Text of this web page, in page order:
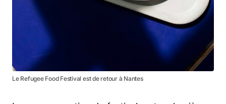
Le Refugee Food Festival est de retour à Nantes